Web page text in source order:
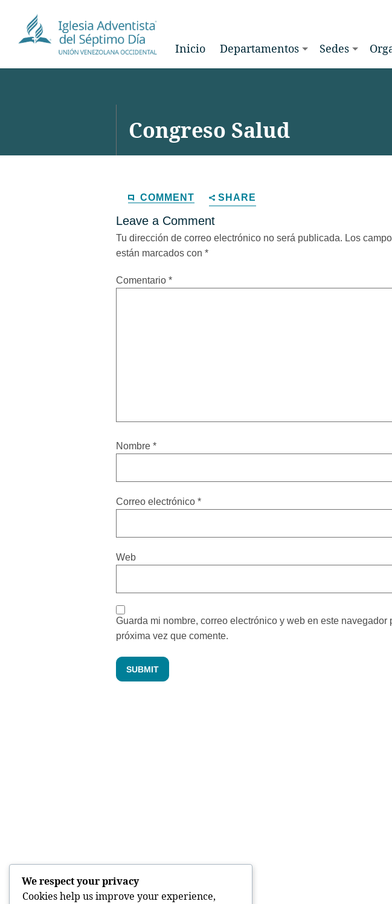
Inicio Departamentos Sedes
Congreso Salud
COMMENT SHARE
Leave a Comment
Tu dirección de correo electrónico no será publicada. Los
están marcados con *
Comentario *
Nombre *
Correo electrónico *
Web
Guarda mi nombre, correo electrónico y web en este navegador
próxima vez que comente.
We respect your privacy
Cookies help us improve your experience,